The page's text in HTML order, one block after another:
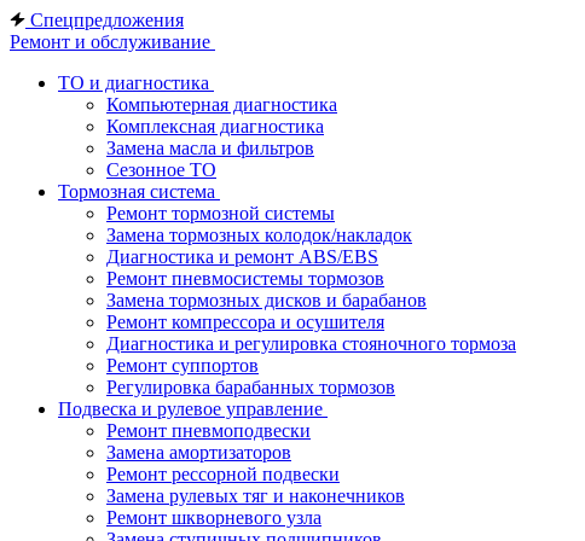
Спецпредложения
Ремонт и обслуживание
ТО и диагностика
Компьютерная диагностика
Комплексная диагностика
Замена масла и фильтров
Сезонное ТО
Тормозная система
Ремонт тормозной системы
Замена тормозных колодок/накладок
Диагностика и ремонт ABS/EBS
Ремонт пневмосистемы тормозов
Замена тормозных дисков и барабанов
Ремонт компрессора и осушителя
Диагностика и регулировка стояночного тормоза
Ремонт суппортов
Регулировка барабанных тормозов
Подвеска и рулевое управление
Ремонт пневмоподвески
Замена амортизаторов
Ремонт рессорной подвески
Замена рулевых тяг и наконечников
Ремонт шкворневого узла